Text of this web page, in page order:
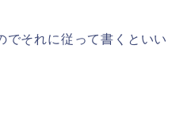
でそれに従って書くといい